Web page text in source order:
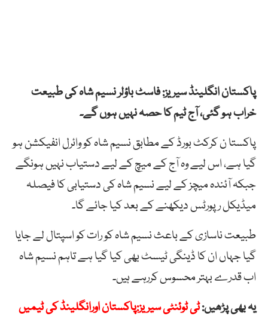
پاکستان انگلینڈ سیریز: فاسٹ باؤلر نسیم شاہ کی طبیعت
خراب ہو گئی، آج ٹیم کا حصہ نہیں ہوں گے۔
پاکستا ن کرکٹ بورڈ کے مطابق نسیم شاہ کو وائرل انفیکشن ہو
گیا ہے، اس لیے وہ آج کے میچ کے لیے دستیاب نہیں ہونگے
جبکہ آئندہ میچز کے لیے نسیم شاہ کی دستیابی کا فیصلہ
میڈیکل رپورٹس دیکھنے کے بعد کیا جائے گا۔
طبیعت ناسازی کے باعث نسیم شاہ کو رات کو اسپتال لے جایا
گیا جہاں ان کا ڈینگی ٹیسٹ بھی کیا گیا ہے تاہم نسیم شاہ
اب قدرے بہتر محسوس کررہے ہیں۔
یہ بھی پڑھیں:ٹی ٹوئنٹی سیریز:پاکستان اورانگلینڈ کی ٹیمیں